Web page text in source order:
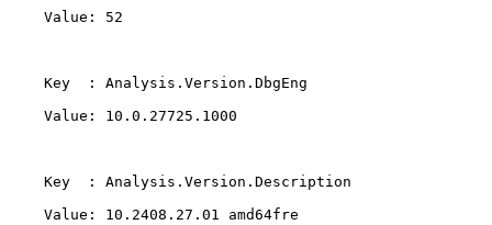
    Value: 52
    Key  : Analysis.Version.DbgEng
    Value: 10.0.27725.1000
    Key  : Analysis.Version.Description
    Value: 10.2408.27.01 amd64fre